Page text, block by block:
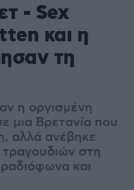
- Sex
και η
τη
η οργισμένη
μια Βρετανία που
αλλά ανέβηκε
στη
και